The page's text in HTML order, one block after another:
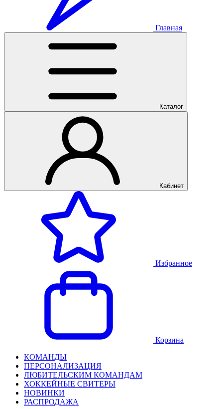
Главная
Каталог
Кабинет
Избранное
Корзина
КОМАНДЫ
ПЕРСОНАЛИЗАЦИЯ
ЛЮБИТЕЛЬСКИМ КОМАНДАМ
ХОККЕЙНЫЕ СВИТЕРЫ
НОВИНКИ
РАСПРОДАЖА